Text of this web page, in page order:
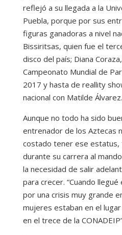
reflejó a su llegada a la
Puebla, porque por sus
figuras ganadoras a nivel
Bissiritsas, quien fue el
disco del país; Diana
Campeonato Mundial de
2017 y hasta de reallity
nacional con Matilde Álvarez.
Aunque no todo ha sido
entrenador de los Aztecas
costado tener ese estatus,
durante su carrera al
la necesidad de salir
para crecer. “Cuando
por una crisis muy grande
mujeres estaban en el
en el trece de la